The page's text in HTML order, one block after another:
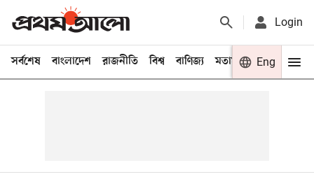
Login
সর্বশেষ বাংলাদেশ রাজনীতি বিশ্ব বাণিজ্য মতামত খেলা
Eng